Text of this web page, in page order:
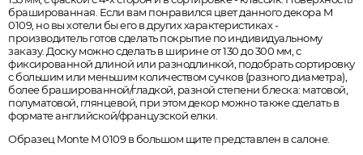
брашированная. Если вам понравился цвет данного декора M
0109, но вы хотели бы его в других характеристиках -
производитель готов сделать покрытие по индивидуальному
заказу. Доску можно сделать в ширине от 130 до 300 мм, с
фиксированной длиной или разнодлинкой, подобрать сортировку
с большим или меньшим количеством сучков (разного диаметра),
более брашированной/гладкой, разной степени блеска: матовой,
полуматовой, глянцевой, при этом декор можно также сделать в
формате английской/французской елки.
Образец Monte M 0109 в большом щите представлен в салоне.